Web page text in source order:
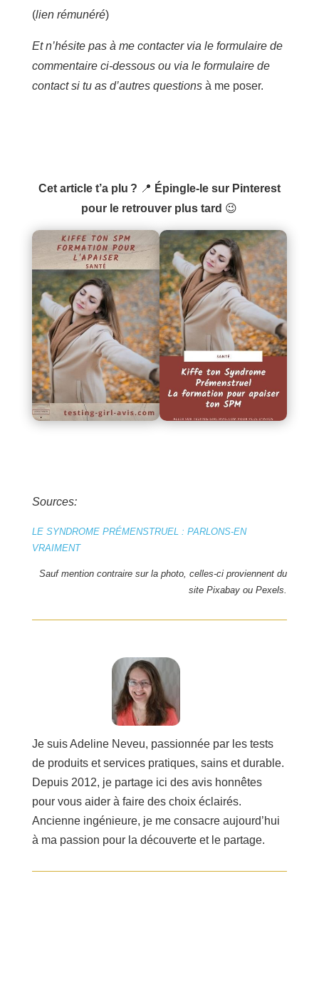
(lien rémunéré)
Et n’hésite pas à me contacter via le formulaire de
commentaire ci-dessous ou via le formulaire de
contact si tu as d’autres questionsà me poser.
Cet article t’a plu ? 📍 Épingle-le sur Pinterest
pour le retrouver plus tard 😉
Sources:
LE SYNDROME PRÉMENSTRUEL : PARLONS-EN
VRAIMENT
Sauf mention contraire sur la photo, celles-ci proviennent du
sitePixabay ou Pexels.
Je suis Adeline Neveu, passionnée par les tests
de produits et services pratiques, sains et durable.
Depuis 2012, je partage ici des avis honnêtes
pour vous aider à faire des choix éclairés.
Ancienne ingénieure, je me consacre aujourd’hui
à ma passion pour la découverte et le partage.